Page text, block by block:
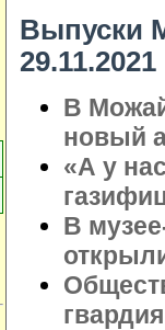
Выпуски
29.11.2021
В
новый
«А у
В